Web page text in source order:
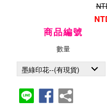
商品編號
數量